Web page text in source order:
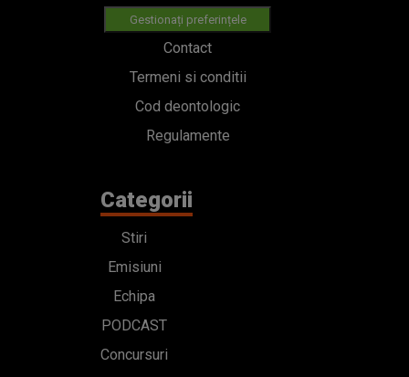
Gestionați preferințele
Contact
Termeni si conditii
Cod deontologic
Regulamente
Categorii
Stiri
Emisiuni
Echipa
PODCAST
Concursuri